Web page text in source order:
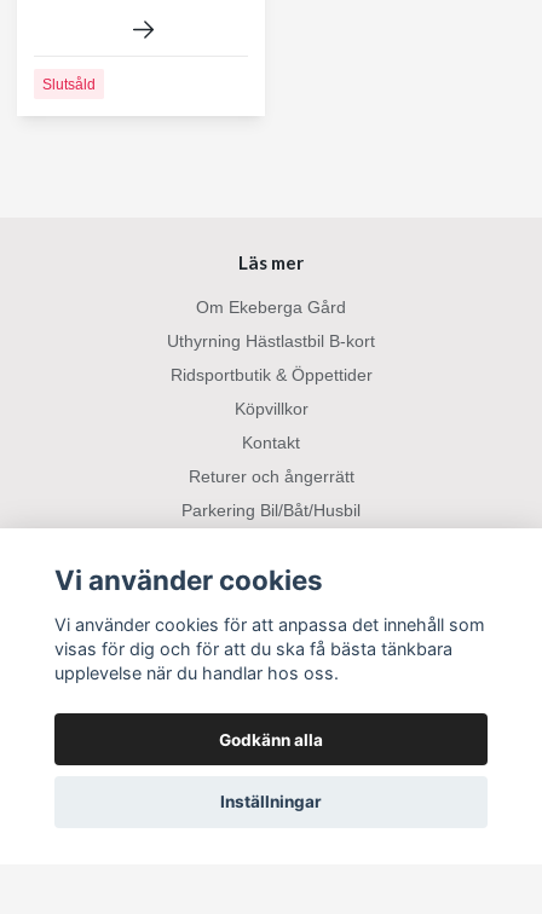
Slutsåld
Läs mer
Om Ekeberga Gård
Uthyrning Hästlastbil B-kort
Ridsportbutik & Öppettider
Köpvillkor
Kontakt
Returer och ångerrätt
Parkering Bil/Båt/Husbil
Sociala medier
Vi använder cookies
Vi använder cookies för att anpassa det innehåll som
visas för dig och för att du ska få bästa tänkbara
upplevelse när du handlar hos oss.
Godkänn alla
Inställningar